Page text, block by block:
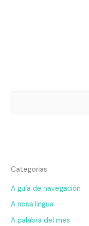
Categorias
A guía de navegación
A nosa lingua
A palabra del mes